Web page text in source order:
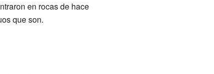
en rocas de hace
que son.